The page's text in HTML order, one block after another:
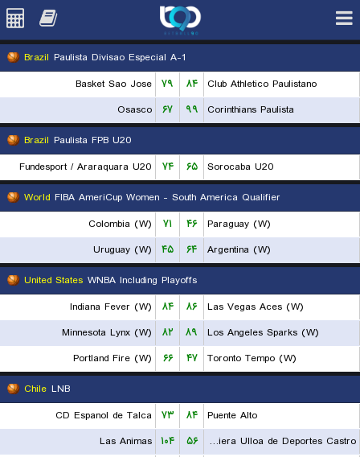
Brazil Paulista Divisao Especial A-1
Basket Sao Jose
۷۹ ۸۴
Club Athletico Paulistano
Osasco
۶۷ ۹۹
Corinthians Paulista
Brazil Paulista FPB U20
Fundesport / Araraquara U20
۷۴ ۶۵
Sorocaba U20
World FIBA AmeriCup Women - South America Qualifier
Colombia (W)
۷۱ ۴۶
Paraguay (W)
Uruguay (W)
۴۵ ۶۴
Argentina (W)
United States WNBA Including Playoffs
Indiana Fever (W)
۸۴ ۸۶
Las Vegas Aces (W)
Minnesota Lynx (W)
۸۲ ۸۹
Los Angeles Sparks (W)
Portland Fire (W)
۶۶ ۴۷
Toronto Tempo (W)
Chile LNB
CD Espanol de Talca
۷۳ ۸۴
Puente Alto
Las Animas ۱۰۴ ۵۶
Naviera Ulloa de Deportes Castro